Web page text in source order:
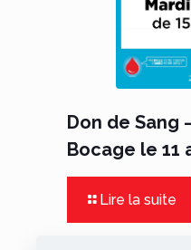
Don de Sang
Bocage le 11
Lire la suite